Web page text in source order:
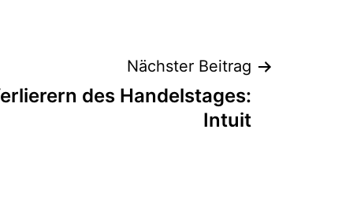
Nächster Beitrag
des Handelstages:
Intuit